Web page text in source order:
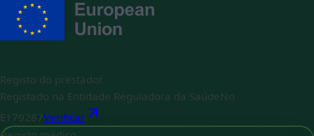
Registo do prestador
Registado na Entidade Reguladora da Saúde No
E179287Verificar